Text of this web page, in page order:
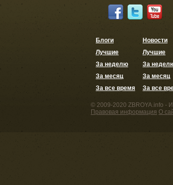
Блоги
Лучшие
За неделю
За месяц
За все время
Новости
Лучшие
За
За месяц
За все
© 2009-2020 ZBROYA.info -
Правовая информация О